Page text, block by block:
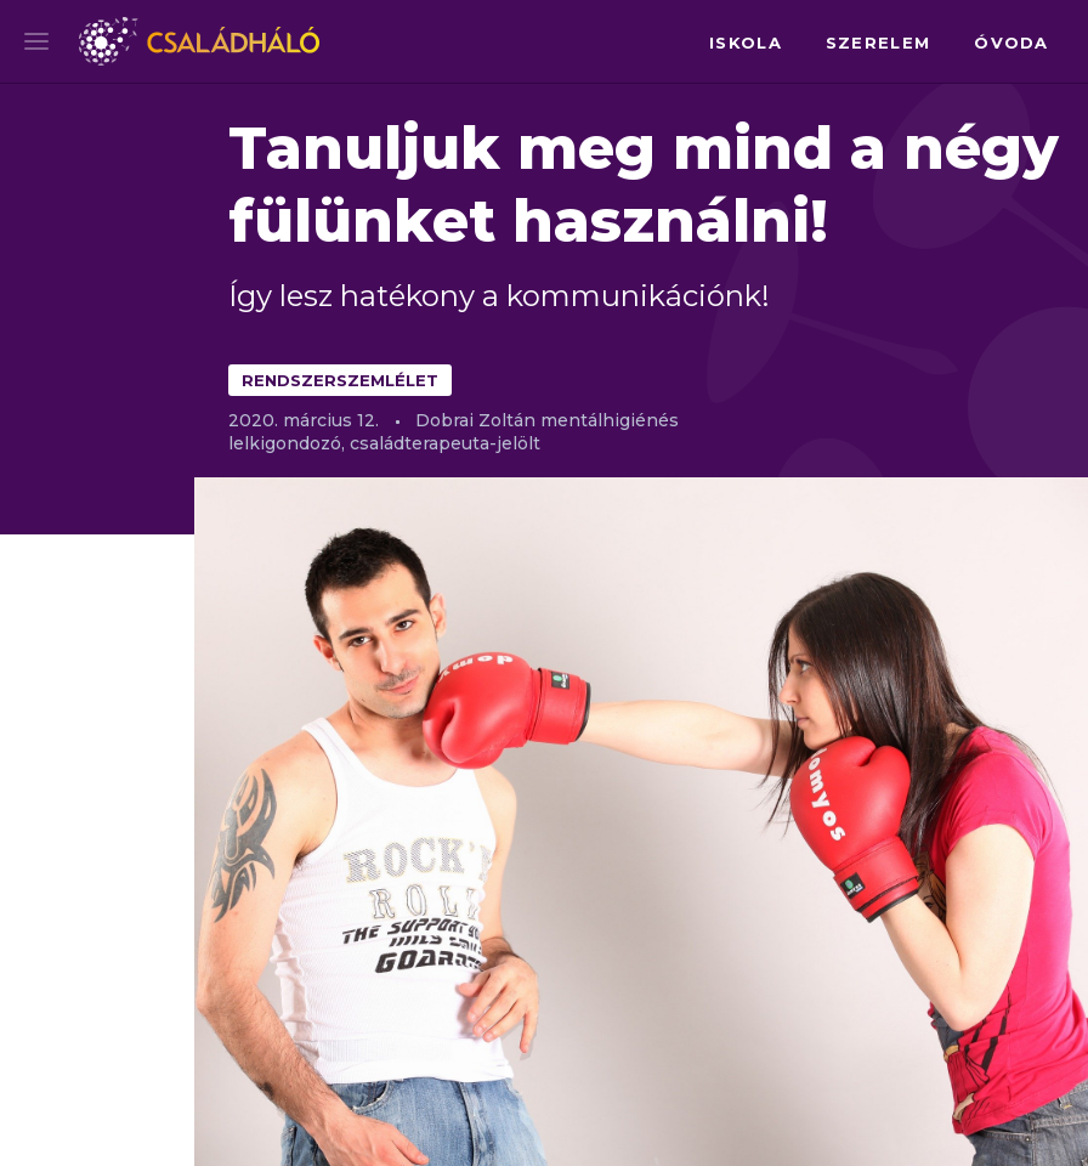
ISKOLA SZERELEM ÓVODA
Tanuljuk meg mind a négy
fülünket használni!
Így lesz hatékony a kommunikációnk!
RENDSZERSZEMLÉLET
2020. március 12.
Dobrai Zoltán mentálhigiénés
lelkigondozó, családterapeuta-jelölt